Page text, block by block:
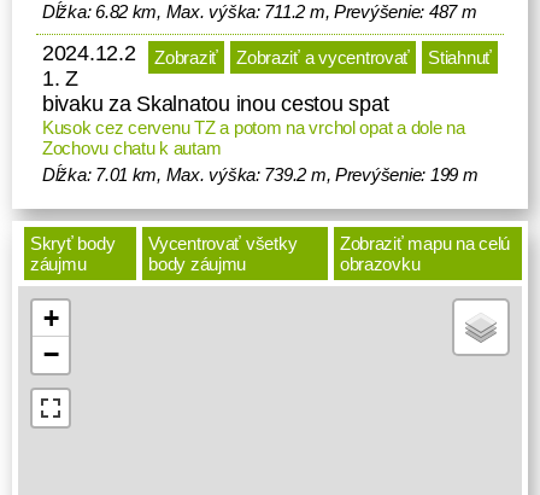
Dĺžka: 6.82 km, Max. výška: 711.2 m, Prevýšenie: 487 m
Zobraziť Zobraziť a vycentrovať Stiahnuť
2024.12.2
1. Z
bivaku za Skalnatou inou cestou spat
Kusok cez cervenu TZ a potom na vrchol opat a dole na
Zochovu chatu k autam
Dĺžka: 7.01 km, Max. výška: 739.2 m, Prevýšenie: 199 m
Skryť body
záujmu
Vycentrovať všetky
body záujmu
Zobraziť mapu na celú
obrazovku
+
−